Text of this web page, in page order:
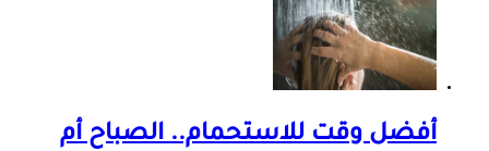
أفضل وقت للاستحمام.. الصباح أم